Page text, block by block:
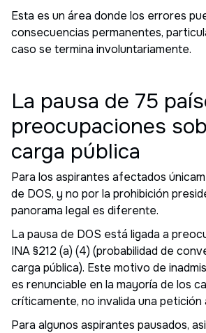
Esta es un área donde los errores
consecuencias permanentes,
caso se termina involuntariamente.
La pausa de 75
preocupaciones
carga pública
Para los aspirantes afectados
de DOS, y no por la prohibición
panorama legal es diferente.
La pausa de DOS está ligada a
INA §212 (a) (4) (probabilidad de
carga pública). Este motivo de
es renunciable en la mayoría de los
críticamente, no invalida una petición
Para algunos aspirantes pausados,